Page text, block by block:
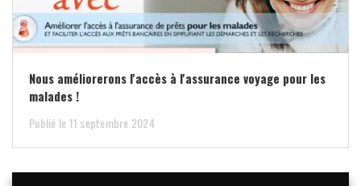
Nous améliorerons l'accès à l'assurance voyage pour les
malades !
Publié le 11 septembre 2024